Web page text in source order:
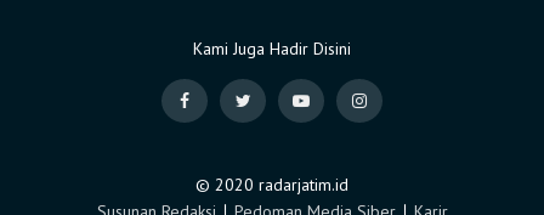
Kami Juga Hadir Disini
© 2020 radarjatim.id